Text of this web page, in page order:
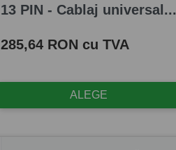
13 PIN - Cablaj universal...
Pret
285,64 RON cu TVA
ALEGE